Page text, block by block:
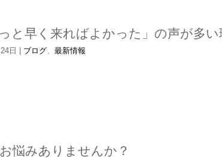
っと早く来ればよかった」の声が多い
日 ブログ、 最新情報
悩みありませんか？